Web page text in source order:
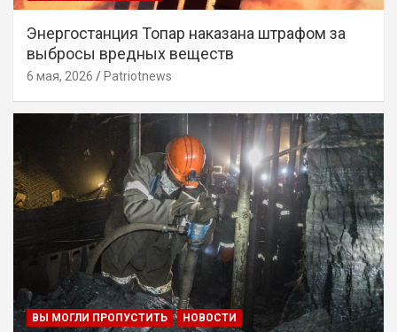
Энергостанция Топар наказана штрафом за
выбросы вредных веществ
6 мая, 2026 Patriotnews
ВЫ МОГЛИ ПРОПУСТИТЬ НОВОСТИ